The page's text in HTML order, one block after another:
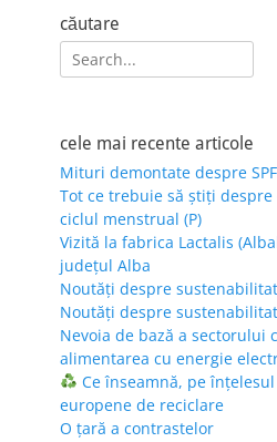
căutare
Search
for:
cele mai recente articole
Mituri demontate despre SPF
Tot ce trebuie să știți
ciclul menstrual (P)
Vizită la fabrica Lactalis
județul Alba
Noutăți despre
Noutăți despre
Nevoia de bază a sectorului
alimentarea cu energie
Ce înseamnă, pe
europene de reciclare
O țară a contrastelor